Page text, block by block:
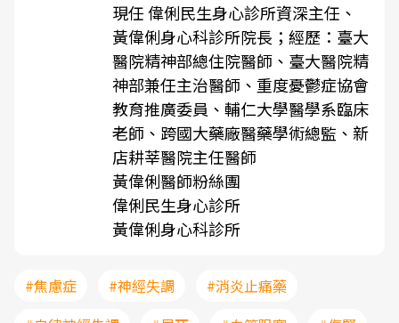
現任 偉俐民生身心診所資深主任、
黃偉俐身心科診所院長 ；經歷：臺大
醫院精神部總住院醫師、臺大醫院精
神部兼任主治醫師、重度憂鬱症協會
教育推廣委員、輔仁大學醫學系臨床
老師、跨國大藥廠醫藥學術總監、新
店耕莘醫院主任醫師
黃偉俐醫師粉絲團
偉俐民生身心診所
黃偉俐身心科診所
#焦慮症 #神經失調
#消炎止痛藥